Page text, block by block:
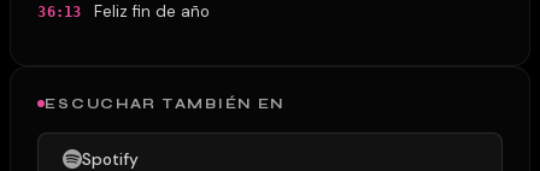
36:13 Feliz fin de año
ESCUCHAR TAMBIÉN EN
Spotify